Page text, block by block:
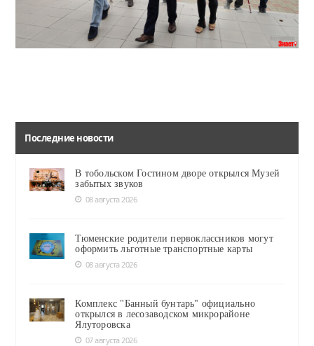
Последние новости
В тобольском Гостином дворе открылся Музей
забытых звуков
08 августа 2026
Тюменские родители первоклассников могут
оформить льготные транспортные карты
08 августа 2026
Комплекс "Банный бунтарь" официально
открылся в лесозаводском микрорайоне
Ялуторовска
07 августа 2026